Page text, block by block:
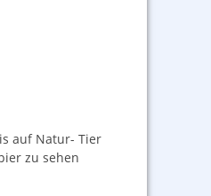
auf Natur- Tier
zu sehen